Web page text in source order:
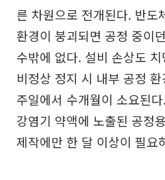
른 차원으로 전개된다. 반도
환경이 붕괴되면 공정 중이
수밖에 없다. 설비 손상도
비정상 정지 시 내부 공정
주일에서 수개월이 소요된
강염기 약액에 노출된 공정
제작에만 한 달 이상이 필요